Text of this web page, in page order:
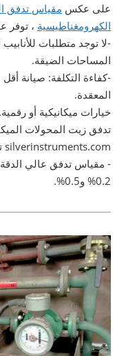
على عكس مقياس تدفق
الكهرومغناطيسية ، توفر
-لا توجد متطلبات
المساحات الضيقة.
-كفاءة التكلفة: صيانة أقل
المعقدة.
خيارات ميكانيكية أو
تدفق زيت المحولات
silverinstruments.com توفر لك جميع الحلول.
- مقياس تدفق عالي
0.2% و0.5%.